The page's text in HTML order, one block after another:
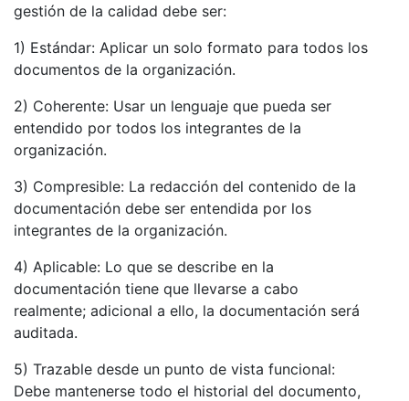
gestión de la calidad debe ser:
1) Estándar: Aplicar un solo formato para todos los
documentos de la organización.
2) Coherente: Usar un lenguaje que pueda ser
entendido por todos los integrantes de la
organización.
3) Compresible: La redacción del contenido de la
documentación debe ser entendida por los
integrantes de la organización.
4) Aplicable: Lo que se describe en la
documentación tiene que llevarse a cabo
realmente; adicional a ello, la documentación será
auditada.
5) Trazable desde un punto de vista funcional:
Debe mantenerse todo el historial del documento,